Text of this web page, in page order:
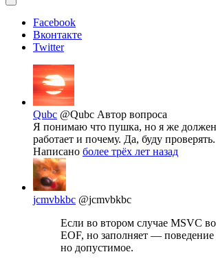
Facebook
Вконтакте
Twitter
Qubc @Qubc Автор вопроса
Я понимаю что пушка, но я же должен
работает и почему. Да, буду проверять.
Написано более трёх лет назад
jcmvbkbc @jcmvbkbc
Если во втором случае MSVC
EOF, но заполняет — поведение
но допустимое.